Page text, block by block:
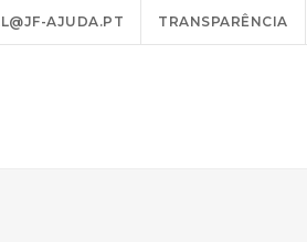
AJUDA.PT TRANSPARÊNCIA